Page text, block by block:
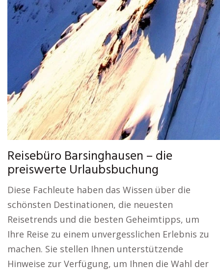
Reisebüro Barsinghausen – die
preiswerte Urlaubsbuchung
Diese Fachleute haben das Wissen über die
schönsten Destinationen, die neuesten
Reisetrends und die besten Geheimtipps, um
Ihre Reise zu einem unvergesslichen Erlebnis zu
machen. Sie stellen Ihnen unterstützende
Hinweise zur Verfügung, um Ihnen die Wahl der